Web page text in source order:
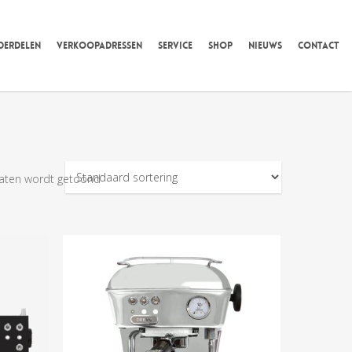
VERKOOPADRESSEN SERVICE SHOP NIEUWS CONTACT
wordt getoond